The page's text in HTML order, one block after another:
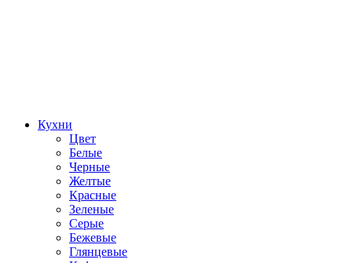
Кухни
Цвет
Белые
Черные
Желтые
Красные
Зеленые
Серые
Бежевые
Глянцевые